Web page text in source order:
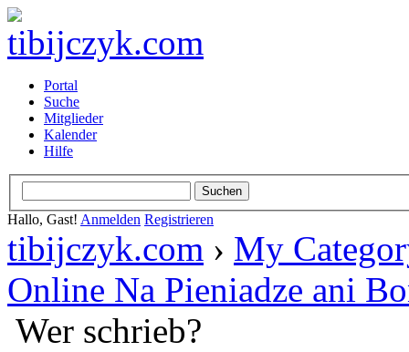
Portal
Suche
Mitglieder
Kalender
Hilfe
Hallo, Gast! Anmelden Registrieren
tibijczyk.com › My
Online Na Pieniadze ani
Wer schrieb?